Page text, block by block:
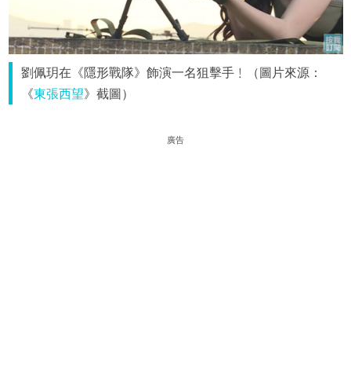
劉佩玥在《隱形戰隊》飾演一名狙擊手﹗（圖片來源：
《東張西望》截圖）
廣告